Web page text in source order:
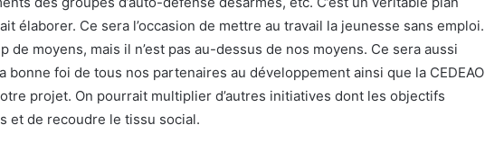
élaborer. Ce sera l’occasion de mettre au travail la jeunesse sans emploi.
de moyens, mais il n’est pas au-dessus de nos moyens. Ce sera aussi
bonne foi de tous nos partenaires au développement ainsi que la CEDEAO
projet. On pourrait multiplier d’autres initiatives dont les objectifs
et de recoudre le tissu social.